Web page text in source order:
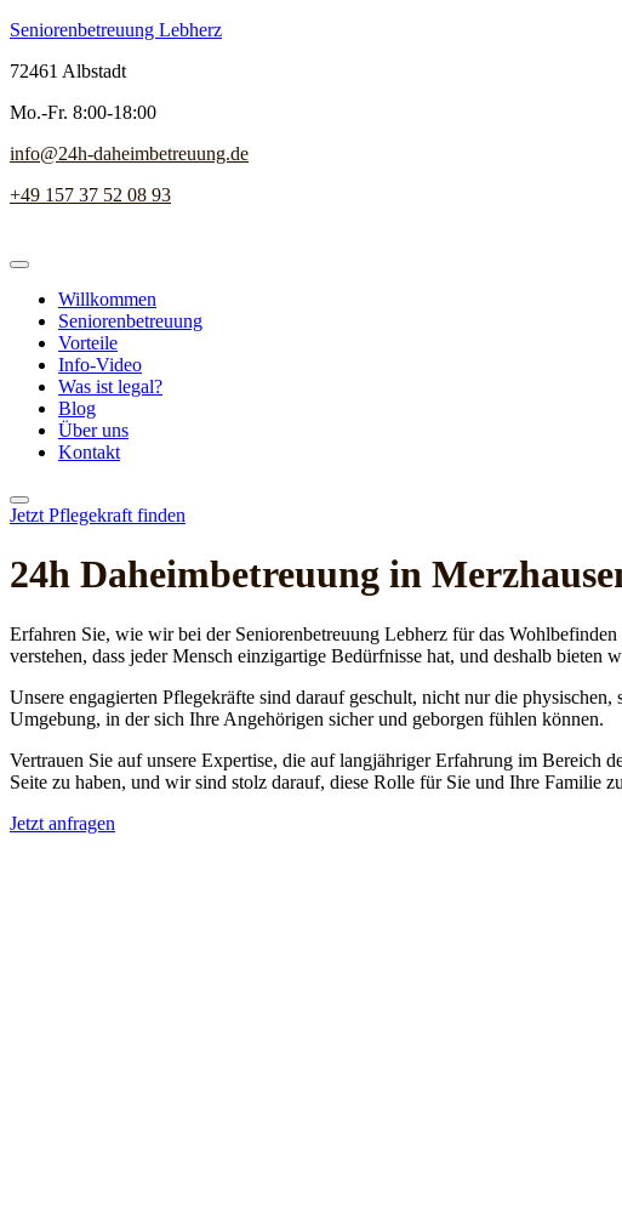
Seniorenbetreuung Lebherz
72461 Albstadt
Mo.-Fr. 8:00-18:00
info@24h-daheimbetreuung.de
+49 157 37 52 08 93
Willkommen
Seniorenbetreuung
Vorteile
Info-Video
Was ist legal?
Blog
Über uns
Kontakt
Jetzt Pflegekraft finden
24h Daheim­betreuung in
Erfahren Sie, wie wir bei der Seniorenbetreuung Lebherz für das
verstehen, dass jeder Mensch einzigartige Bedürfnisse hat, und deshalb
Unsere engagierten Pflegekräfte sind darauf geschult, nicht nur die
Umgebung, in der sich Ihre Angehörigen sicher und geborgen fühlen können.
Vertrauen Sie auf unsere Expertise, die auf langjähriger Erfahrung im Bereich
Seite zu haben, und wir sind stolz darauf, diese Rolle für Sie und Ihre Familie
Jetzt anfragen